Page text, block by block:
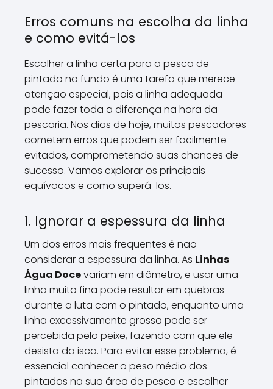
Erros comuns na escolha da linha
e como evitá-los
Escolher a linha certa para a pesca de
pintado no fundo é uma tarefa que merece
atenção especial, pois a linha adequada
pode fazer toda a diferença na hora da
pescaria. Nos dias de hoje, muitos pescadores
cometem erros que podem ser facilmente
evitados, comprometendo suas chances de
sucesso. Vamos explorar os principais
equívocos e como superá-los.
1. Ignorar a espessura da linha
Um dos erros mais frequentes é não
considerar a espessura da linha. As Linhas
Água Docevariam em diâmetro, e usar uma
linha muito fina pode resultar em quebras
durante a luta com o pintado, enquanto uma
linha excessivamente grossa pode ser
percebida pelo peixe, fazendo com que ele
desista da isca. Para evitar esse problema, é
essencial conhecer o peso médio dos
pintados na sua área de pesca e escolher